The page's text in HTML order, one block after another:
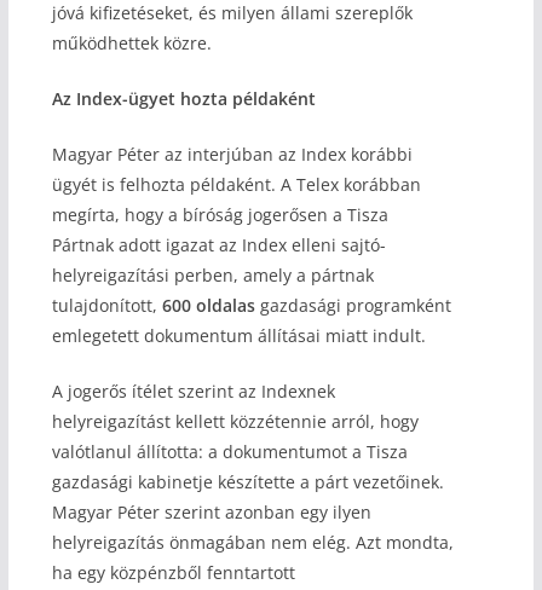
jóvá kifizetéseket, és milyen állami szereplők
működhettek közre.
Az Index-ügyet hozta példaként
Magyar Péter az interjúban az Index korábbi
ügyét is felhozta példaként. A Telex korábban
megírta, hogy a bíróság jogerősen a Tisza
Pártnak adott igazat az Index elleni sajtó-
helyreigazítási perben, amely a pártnak
tulajdonított, 600 oldalasgazdasági programként
emlegetett dokumentum állításai miatt indult.
A jogerős ítélet szerint az Indexnek
helyreigazítást kellett közzétennie arról, hogy
valótlanul állította: a dokumentumot a Tisza
gazdasági kabinetje készítette a párt vezetőinek.
Magyar Péter szerint azonban egy ilyen
helyreigazítás önmagában nem elég. Azt mondta,
ha egy közpénzből fenntartott